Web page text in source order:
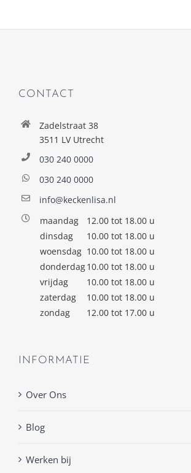
CONTACT
Zadelstraat 38
3511 LV Utrecht
030 240 0000
030 240 0000
info@keckenlisa.nl
maandag
12.00 tot 18.00 u
dinsdag
10.00 tot 18.00 u
woensdag 10.00 tot 18.00 u
donderdag10.00 tot 18.00 u
vrijdag
10.00 tot 18.00 u
zaterdag
10.00 tot 18.00 u
zondag
12.00 tot 17.00 u
INFORMATIE
Over Ons
Blog
Werken bij